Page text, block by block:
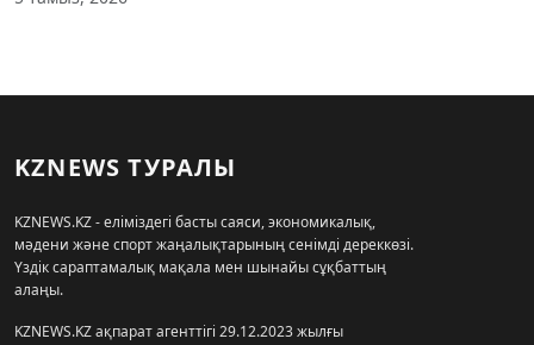
KZNEWS ТУРАЛЫ
KZNEWS.KZ - еліміздегі басты саяси, экономикалық,
мәдени және спорт жаңалықтарының сенімді дереккөзі.
Үздік сараптамалық мақала мен шынайы сұқбаттың
алаңы.
KZNEWS.KZ ақпарат агенттігі 29.12.2023 жылғы